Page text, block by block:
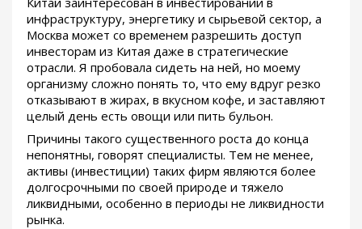
инфраструктуру, энергетику и сырьевой сектор, а
Москва может со временем разрешить доступ
инвесторам из Китая даже в стратегические
отрасли. Я пробовала сидеть на ней, но моему
организму сложно понять то, что ему вдруг резко
отказывают в жирах, в вкусном кофе, и заставляют
целый день есть овощи или пить бульон.
Причины такого существенного роста до конца
непонятны, говорят специалисты. Тем не менее,
активы (инвестиции) таких фирм являются более
долгосрочными по своей природе и тяжело
ликвидными, особенно в периоды не ликвидности
рынка.